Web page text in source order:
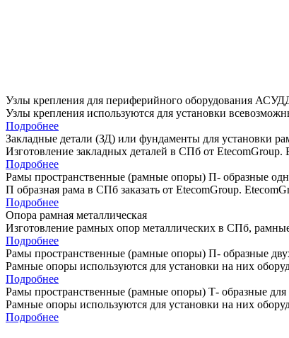
Узлы крепления для периферийного оборудования
Узлы крепления используются для установки
Подробнее
Закладные детали (ЗД) или фундаменты для установки
Изготовление закладных деталей в СПб от
Подробнее
Рамы пространственные (рамные опоры) П- образные
П образная рама в СПб заказать от EtecomGroup.
Подробнее
Опора рамная металлическая
Изготовление рамных опор металлических в СПб,
Подробнее
Рамы пространственные (рамные опоры) П- образные
Рамные опоры используются для установки на них
Подробнее
Рамы пространственные (рамные опоры) Т- образные
Рамные опоры используются для установки на них
Подробнее